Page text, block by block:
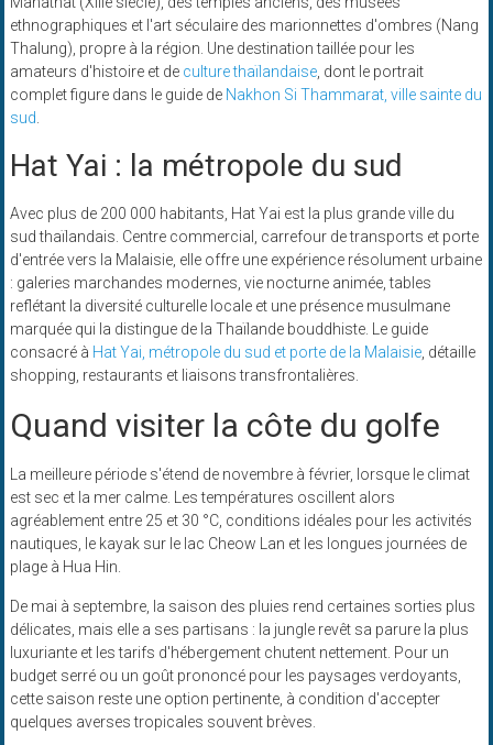
ethnographiques et l'art séculaire des marionnettes d'ombres (Nang
Thalung), propre à la région. Une destination taillée pour les
amateurs d'histoire et de culture thaïlandaise, dont le portrait
complet figure dans le guide de Nakhon Si Thammarat, ville sainte du
sud
Hat Yai : la métropole du sud
Avec plus de 200 000 habitants, Hat Yai est la plus grande ville du
sud thaïlandais. Centre commercial, carrefour de transports et porte
d'entrée vers la Malaisie, elle offre une expérience résolument urbaine
: galeries marchandes modernes, vie nocturne animée, tables
reflétant la diversité culturelle locale et une présence musulmane
marquée qui la distingue de la Thaïlande bouddhiste. Le guide
consacré à Hat Yai, métropole du sud et porte de la Malaisie, détaille
shopping, restaurants et liaisons transfrontalières.
Quand visiter la côte du golfe
La meilleure période s'étend de novembre à février, lorsque le climat
est sec et la mer calme. Les températures oscillent alors
agréablement entre 25 et 30 °C, conditions idéales pour les activités
nautiques, le kayak sur le lac Cheow Lan et les longues journées de
plage à Hua Hin.
De mai à septembre, la saison des pluies rend certaines sorties plus
délicates, mais elle a ses partisans : la jungle revêt sa parure la plus
luxuriante et les tarifs d'hébergement chutent nettement. Pour un
budget serré ou un goût prononcé pour les paysages verdoyants,
cette saison reste une option pertinente, à condition d'accepter
quelques averses tropicales souvent brèves.